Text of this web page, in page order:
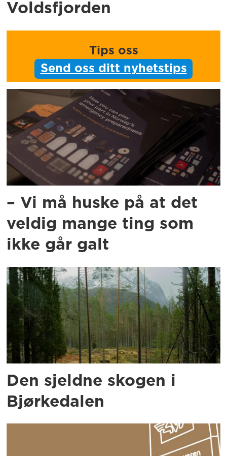
Voldsfjorden
Tips oss
Send oss ditt nyhetstips
– Vi må huske på at det
veldig mange ting som
ikke går galt
Den sjeldne skogen i
Bjørkedalen